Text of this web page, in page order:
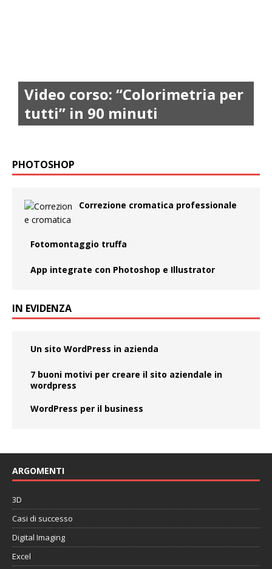
Video corso: “Colorimetria per
tutti” in 90 minuti
PHOTOSHOP
Correzione cromatica professionale
Fotomontaggio truffa
App integrate con Photoshop e Illustrator
IN EVIDENZA
Un sito WordPress in azienda
7 buoni motivi per creare il sito aziendale in
wordpress
WordPress per il business
ARGOMENTI
3D
Casi di successo
Digital Imaging
Excel